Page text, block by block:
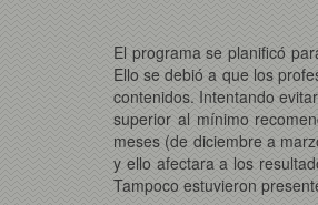
El programa se planificó
Ello se debió a que los
contenidos. Intentando
superior al mínimo
meses (de diciembre a
y ello afectara a los
Tampoco estuvieron